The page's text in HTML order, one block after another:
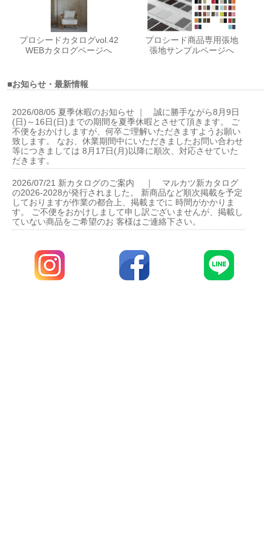
プロシードカタログvol.42
WEBカタログページへ
プロシード商品専用張地
張地サンプルページへ
■お知らせ・最新情報